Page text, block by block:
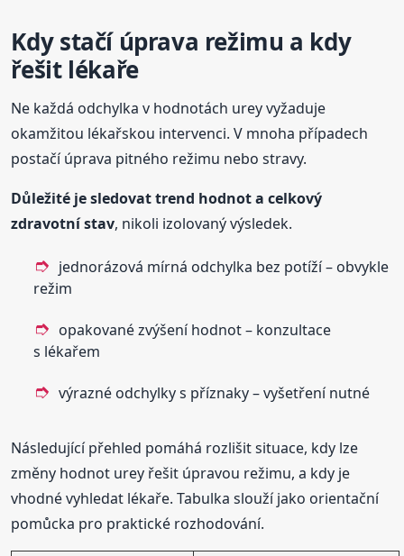
Kdy stačí úprava režimu a kdy
řešit lékaře
Ne každá odchylka v hodnotách urey vyžaduje
okamžitou lékařskou intervenci. V mnoha případech
postačí úprava pitného režimu nebo stravy.
Důležité je sledovat trend hodnot a celkový
zdravotní stav, nikoli izolovaný výsledek.
jednorázová mírná odchylka bez potíží – obvykle
režim
opakované zvýšení hodnot – konzultace
s lékařem
výrazné odchylky s příznaky – vyšetření nutné
Následující přehled pomáhá rozlišit situace, kdy lze
změny hodnot urey řešit úpravou režimu, a kdy je
vhodné vyhledat lékaře. Tabulka slouží jako orientační
pomůcka pro praktické rozhodování.